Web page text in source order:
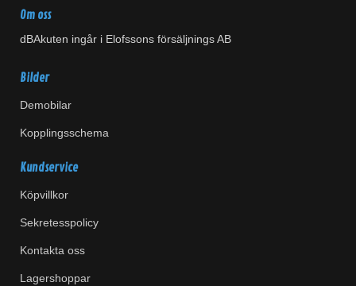
Om oss
dBAkuten ingår i Elofssons försäljnings AB
Bilder
Demobilar
Kopplingsschema
Kundservice
Köpvillkor
Sekretesspolicy
Kontakta oss
Lagershoppar